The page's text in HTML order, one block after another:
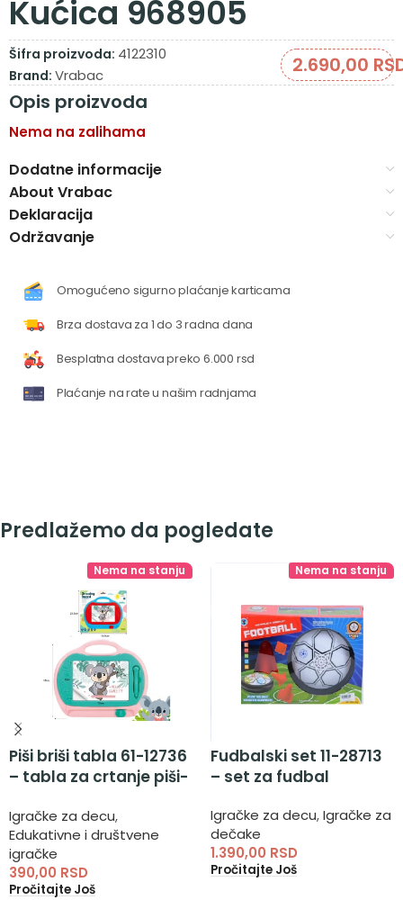
Kućica 968905
Šifra proizvoda: 4122310
Brand: Vrabac 2.690,00
Opis proizvoda
Nema na zalihama
Dodatne informacije
About Vrabac
Deklaracija
Održavanje
Omogućeno sigurno plaćanje karticama
Brza dostava za 1 do 3 radna dana
Besplatna dostava preko 6.000 rsd
Plaćanje na rate u našim radnjama
Predlažemo da pogledate
Nema na stanju
Piši briši tabla 61-12736
– tabla za crtanje piši-
Igračke za decu,
Edukativne i društvene
igračke
390,00 RSD
Pročitajte Još
Nema na stanju
Fudbalski set 11-28713
– set za fudbal
Igračke za decu,Igračke za
dečake
1.390,00 RSD
Pročitajte Još